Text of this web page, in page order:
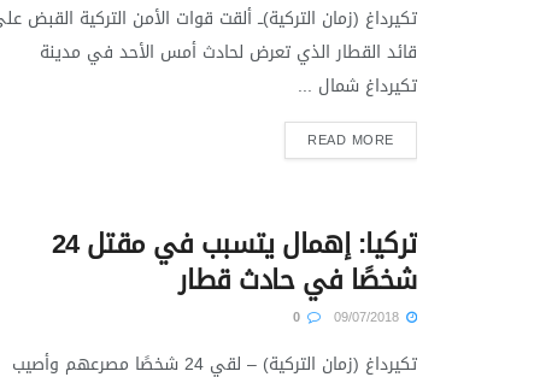
تكيرداغ (زمان التركية)ــ ألقت قوات الأمن التركية القبض
قائد القطار الذي تعرض لحادث أمس الأحد في مدينة
تكيرداغ شمال ...
READ MORE
تركيا: إهمال يتسبب في مقتل 24
شخصًا في حادث قطار
تكيرداغ (زمان التركية) – لقي 24 شخصًا مصرعهم وأصيب